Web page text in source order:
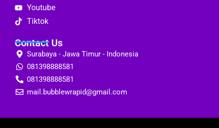
Youtube
Tiktok
Contact Us
Surabaya - Jawa Timur - Indonesia
081398888581
081398888581
mail.bubblewrapid@gmail.com